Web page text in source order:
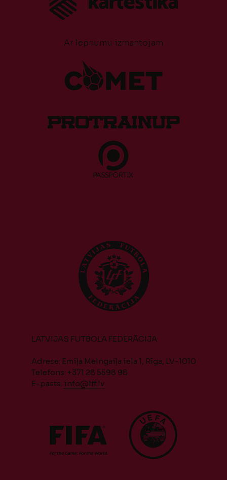
Ar lepnumu izmantojam
LATVIJAS FUTBOLA FEDERĀCIJA
Adrese: Emiļa Melngaiļa iela 1, Rīga, LV-1010
Telefons: +371 28 5598 98
E-pasts: info@lff.lv